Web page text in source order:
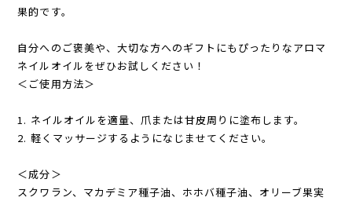
果的です。
自分へのご褒美や、大切な方へのギフトにもぴったりなアロマ
ネイルオイルをぜひお試しください！
＜ご使用方法＞
1. ネイルオイルを適量、爪または甘皮周りに塗布します。
2. 軽くマッサージするようになじませてください。
＜成分＞
スクワラン、マカデミア種子油、ホホバ種子油、オリーブ果実